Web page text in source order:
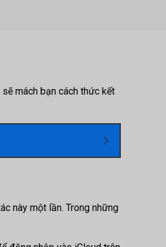
mách bạn cách thức kết
này một lần. Trong những